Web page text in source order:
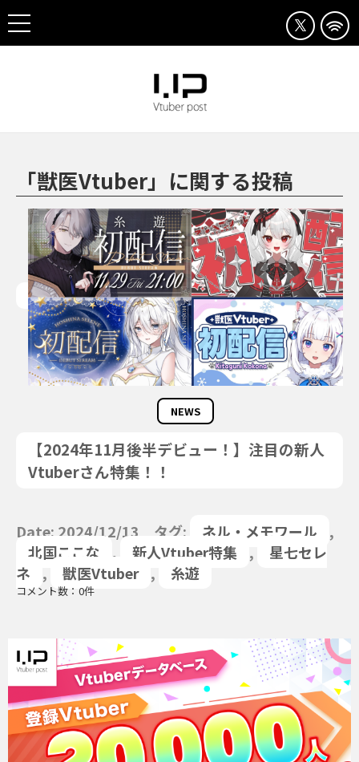
「獣医Vtuber」に関する投稿
NEWS
【2024年11月後半デビュー！】注目の新人
Vtuberさん特集！！
Date: 2024/12/13 タグ: ネル・メモワール
,
北国ここな
, 新人Vtuber特集 ,
星七セレ
ネ
, 獣医Vtuber , 糸遊
コメント数：0件